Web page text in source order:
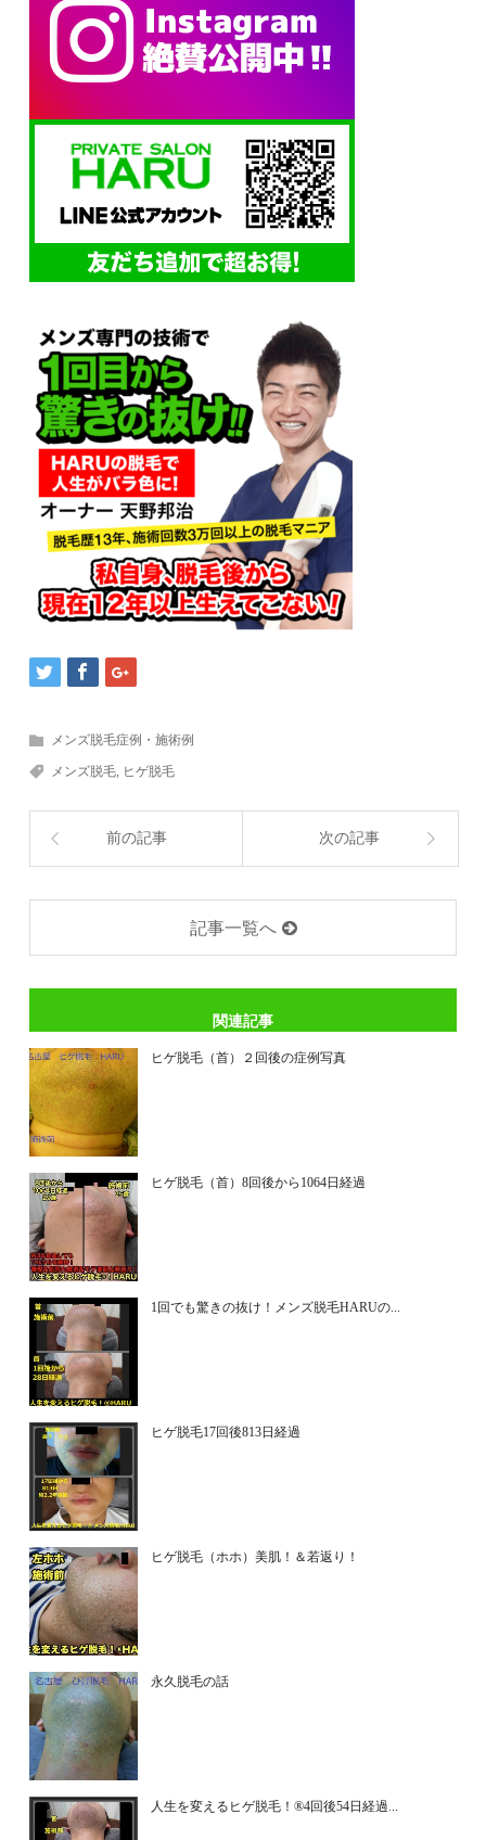
メンズ脱毛症例・施術例
メンズ脱毛, ヒゲ脱毛
前の記事 次の記事
記事一覧へ
関連記事
ヒゲ脱毛（首）２回後の症例写真
ヒゲ脱毛（首）8回後から1064日経過
1回でも驚きの抜け！メンズ脱毛HARUの...
ヒゲ脱毛17回後813日経過
ヒゲ脱毛（ホホ）美肌！＆若返り！
永久脱毛の話
人生を変えるヒゲ脱毛！®4回後54日経過...